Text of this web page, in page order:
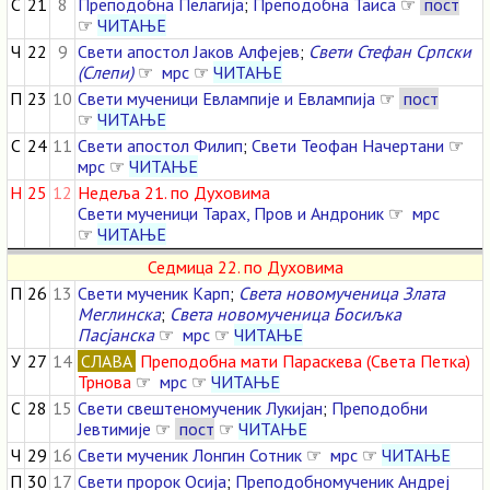
С 21 8 Преподобна Пелагија; Преподобна Таиса ☞ пост
☞ ЧИТАЊЕ
Ч 22 9 Свети апостол Јаков Алфејев; Свети Стефан Српски
(Слепи)☞ мрс ☞ ЧИТАЊЕ
П 23 10 Свети мученици Евлампије и Евлампија ☞ пост
☞ ЧИТАЊЕ
С 24 11 Свети апостол Филип; Свети Теофан Начертани ☞
мрс ☞ ЧИТАЊЕ
Н 25 12 Недеља 21. по Духовима
Свети мученици Тарах, Пров и Андроник ☞ мрс
☞ ЧИТАЊЕ
Седмица 22. по Духовима
П 26 13 Свети мученик Карп; Света новомученица Злата
Меглинска; Света новомученица Босиљка
Пасјанска☞ мрс ☞ ЧИТАЊЕ
У 27 14 СЛАВА Преподобна мати Параскева (Света Петка)
Трнова ☞ мрс ☞ ЧИТАЊЕ
С 28 15 Свети свештеномученик Лукијан; Преподобни
Јевтимије ☞ пост ☞ ЧИТАЊЕ
Ч 29 16 Свети мученик Лонгин Сотник ☞ мрс ☞ ЧИТАЊЕ
П 30 17 Свети пророк Осија; Преподобномученик Андреј